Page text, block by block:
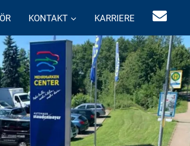
KONTAKT KARRIERE